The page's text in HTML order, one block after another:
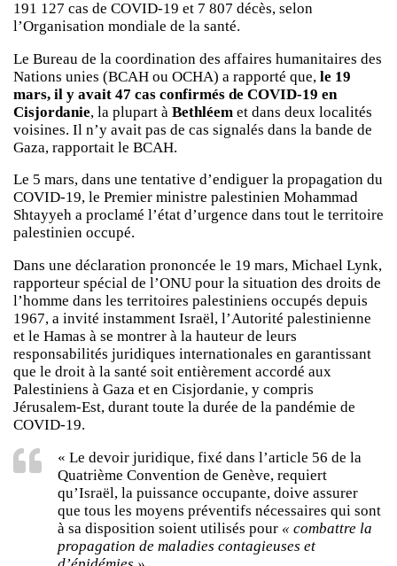
191 127 cas de COVID-19 et 7 807 décès, selon
l’Organisation mondiale de la santé.
Le Bureau de la coordination des affaires humanitaires des
Nations unies (BCAH ou OCHA) a rapporté que, le 19
mars, il y avait 47 cas confirmés de COVID-19 en
Cisjordanie, la plupart à Bethléem et dans deux localités
voisines. Il n’y avait pas de cas signalés dans la bande de
Gaza, rapportait le BCAH.
Le 5 mars, dans une tentative d’endiguer la propagation du
COVID-19, le Premier ministre palestinien Mohammad
Shtayyeh a proclamé l’état d’urgence dans tout le territoire
palestinien occupé.
Dans une déclaration prononcée le 19 mars, Michael Lynk,
rapporteur spécial de l’ONU pour la situation des droits de
l’homme dans les territoires palestiniens occupés depuis
1967, a invité instamment Israël, l’Autorité palestinienne
et le Hamas à se montrer à la hauteur de leurs
responsabilités juridiques internationales en garantissant
que le droit à la santé soit entièrement accordé aux
Palestiniens à Gaza et en Cisjordanie, y compris
Jérusalem-Est, durant toute la durée de la pandémie de
COVID-19.
« Le devoir juridique, fixé dans l’article 56 de la
Quatrième Convention de Genève, requiert
qu’Israël, la puissance occupante, doive assurer
que tous les moyens préventifs nécessaires qui sont
à sa disposition soient utilisés pour « combattre la
propagation de maladies contagieuses et